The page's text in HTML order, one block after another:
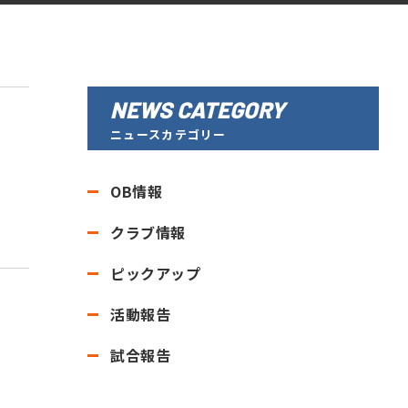
NEWS CATEGORY
ニュースカテゴリー
OB情報
クラブ情報
ピックアップ
活動報告
試合報告